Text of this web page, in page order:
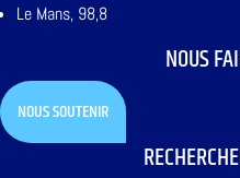
Le Mans, 98,8
NOUS
NOUS SOUTENIR